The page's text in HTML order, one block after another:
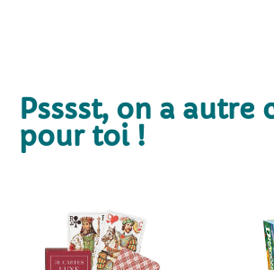
Psssst, on a autre
pour toi !